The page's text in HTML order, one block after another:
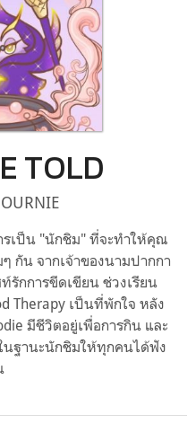
TOLD
รเป็น "นักชิม" ที่จะทำให้คุณ
กัน จากเจ้าของนามปากกา
รักการขีดเขียน ช่วงเรียน
Therapy เป็นที่พักใจ หลัง
มีชีวิตอยู่เพื่อการกิน และ
นฐานะนักชิมให้ทุกคนได้ฟัง